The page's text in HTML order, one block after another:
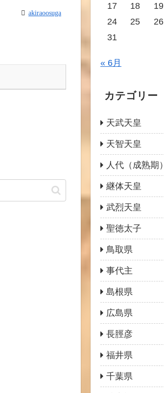
akiraoosuga
17
18 19
24
25 26
31
« 6月
カテゴリー
天武天皇
天智天皇
人代（成熟期）
継体天皇
武烈天皇
聖徳太子
鳥取県
事代主
島根県
広島県
長脛彦
福井県
千葉県